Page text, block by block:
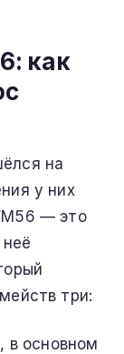
как
на
у них
— это
три:
в основном